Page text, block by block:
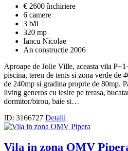
€ 2600 închiriere
6 camere
3 băi
320 mp
Iancu Nicolae
An construcție 2006
Aproape de Jolie Ville, aceasta vila
piscina, teren de tenis si zona verde de
de 240mp si gradina proprie de 80mp.
living generos cu iesire pe terasa,
dormitor/birou, baie si…
ID: 3166727 Detalii
Vila in zona OMV